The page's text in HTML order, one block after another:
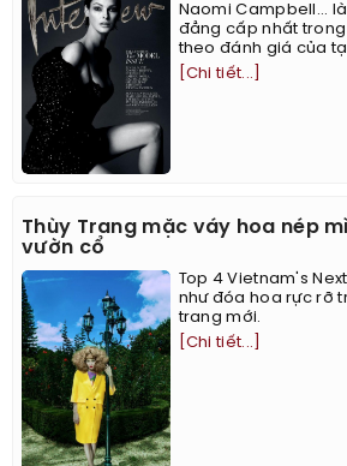
Naomi Campbell...
đẳng cấp nhất
theo đánh giá của
[Chi tiết...]
Thùy Trang mặc váy hoa nép
vườn cổ
Top 4 Vietnam's
như đóa hoa rực rỡ
trang mới.
[Chi tiết...]